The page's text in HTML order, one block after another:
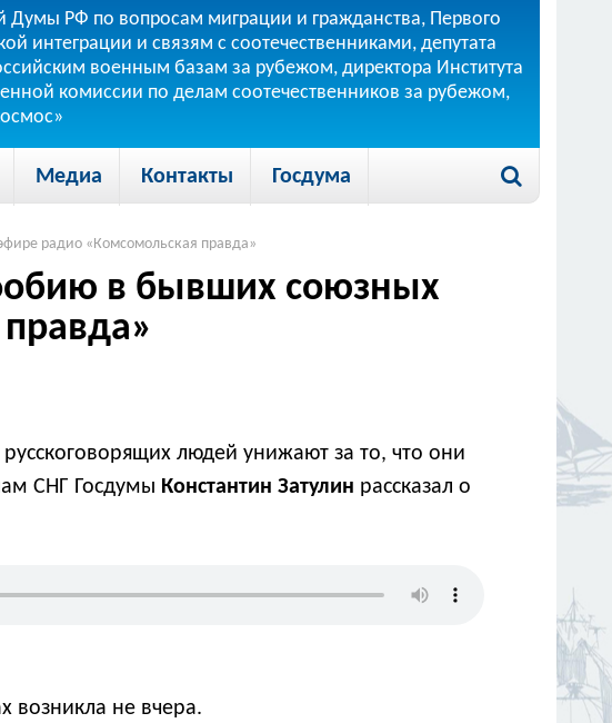
Думы РФ по вопросам миграции и гражданства, Первого
интеграции и связям с соотечественниками, депутата
военным базам за рубежом, директора Института
комиссии по делам соотечественников за рубежом,
Медиа Контакты Госдума
радио «Комсомольская правда»
в бывших союзных
людей унижают за то, что они
СНГ Госдумы Константин Затулин рассказал о
возникла не вчера.